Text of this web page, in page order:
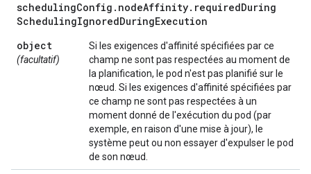
schedulingConfig . nodeAffinity. requiredDuring
SchedulingIgnoredDuringExecution
object
(facultatif)
Si les exigences d'affinité spécifiées par ce
champ ne sont pas respectées au moment de
la planification, le pod n'est pas planifié sur le
nœud. Si les exigences d'affinité spécifiées par
ce champ ne sont pas respectées à un
moment donné de l'exécution du pod (par
exemple, en raison d'une mise à jour), le
système peut ou non essayer d'expulser le pod
de son nœud.